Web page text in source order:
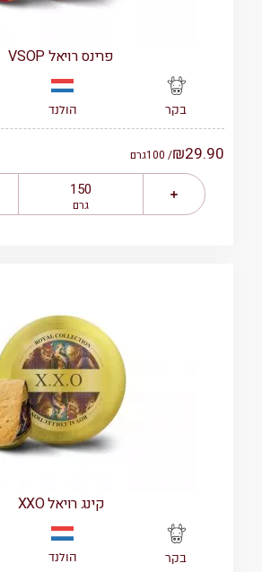
פרינס רויאל VSOP
בקר הולנד
₪29.90
/ 100 גרם
גרם
קינג רויאל XXO
בקר הולנד